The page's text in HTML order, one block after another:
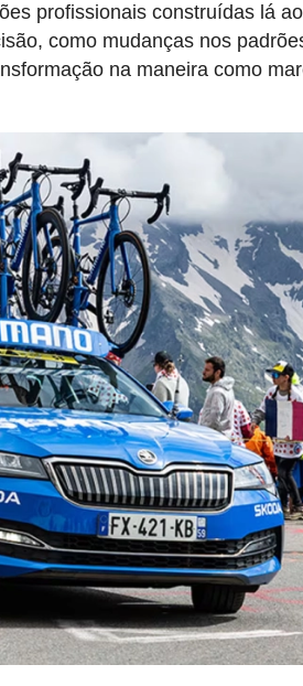
profissionais construídas lá
como mudanças nos
na maneira como